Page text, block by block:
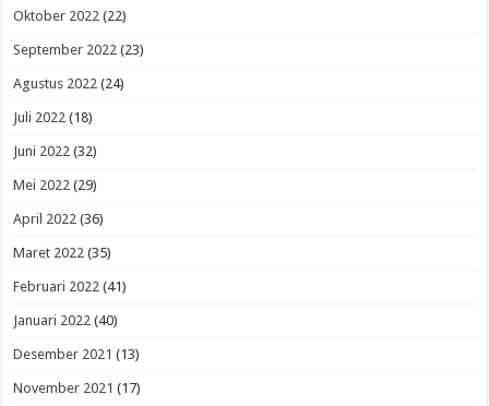
Oktober 2022 (22)
September 2022 (23)
Agustus 2022 (24)
Juli 2022 (18)
Juni 2022 (32)
Mei 2022 (29)
April 2022 (36)
Maret 2022 (35)
Februari 2022 (41)
Januari 2022 (40)
Desember 2021 (13)
November 2021 (17)